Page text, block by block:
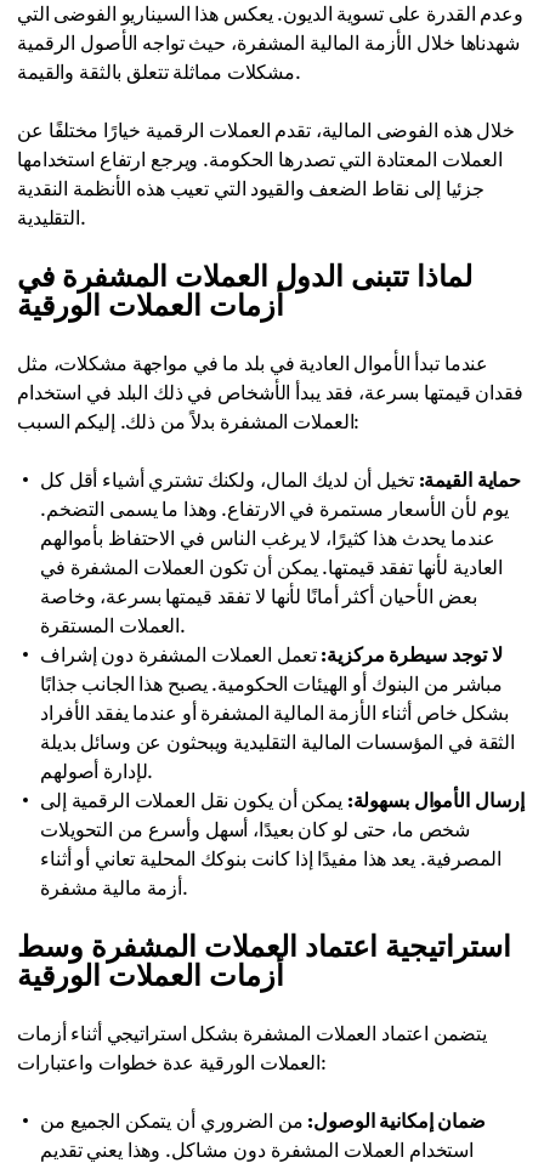
وعدم القدرة على تسوية الديون. يعكس هذا السيناريو الفوضى التي
شهدناها خلال الأزمة المالية المشفرة، حيث تواجه الأصول الرقمية
مشكلات مماثلة تتعلق بالثقة والقيمة.
خلال هذه الفوضى المالية، تقدم العملات الرقمية خيارًا مختلفًا عن
العملات المعتادة التي تصدرها الحكومة. ويرجع ارتفاع استخدامها
جزئيا إلى نقاط الضعف والقيود التي تعيب هذه الأنظمة النقدية
التقليدية.
لماذا تتبنى الدول العملات المشفرة في
أزمات العملات الورقية
عندما تبدأ الأموال العادية في بلد ما في مواجهة مشكلات، مثل
فقدان قيمتها بسرعة، فقد يبدأ الأشخاص في ذلك البلد في استخدام
العملات المشفرة بدلاً من ذلك. إليكم السبب:
حماية القيمة: تخيل أن لديك المال، ولكنك تشتري أشياء أقل كل
يوم لأن الأسعار مستمرة في الارتفاع. وهذا ما يسمى التضخم.
عندما يحدث هذا كثيرًا، لا يرغب الناس في الاحتفاظ بأموالهم
العادية لأنها تفقد قيمتها. يمكن أن تكون العملات المشفرة في
بعض الأحيان أكثر أمانًا لأنها لا تفقد قيمتها بسرعة، وخاصة
العملات المستقرة.
لا توجد سيطرة مركزية: تعمل العملات المشفرة دون إشراف
مباشر من البنوك أو الهيئات الحكومية. يصبح هذا الجانب جذابًا
بشكل خاص أثناء الأزمة المالية المشفرة أو عندما يفقد الأفراد
الثقة في المؤسسات المالية التقليدية ويبحثون عن وسائل بديلة
لإدارة أصولهم.
إرسال الأموال بسهولة: يمكن أن يكون نقل العملات الرقمية إلى
شخص ما، حتى لو كان بعيدًا، أسهل وأسرع من التحويلات
المصرفية. يعد هذا مفيدًا إذا كانت بنوكك المحلية تعاني أو أثناء
أزمة مالية مشفرة.
استراتيجية اعتماد العملات المشفرة وسط
أزمات العملات الورقية
يتضمن اعتماد العملات المشفرة بشكل استراتيجي أثناء أزمات
العملات الورقية عدة خطوات واعتبارات:
ضمان إمكانية الوصول: من الضروري أن يتمكن الجميع من
استخدام العملات المشفرة دون مشاكل. وهذا يعني تقديم